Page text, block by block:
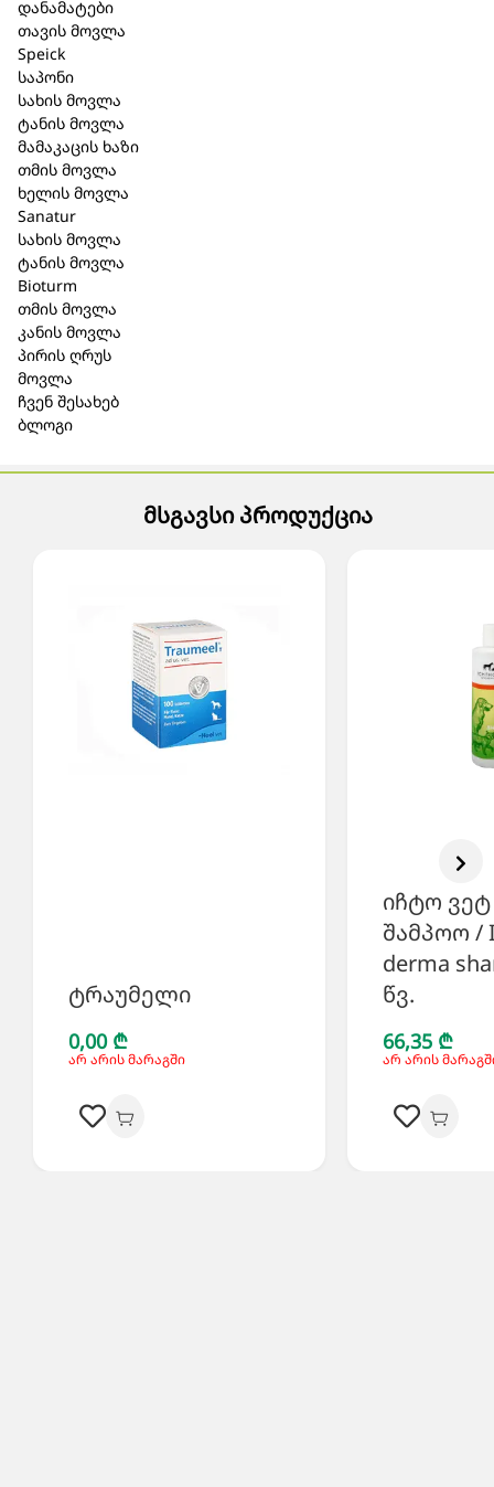
დანამატები
თავის მოვლა
Speick
საპონი
სახის მოვლა
ტანის მოვლა
მამაკაცის ხაზი
თმის მოვლა
ხელის მოვლა
Sanatur
სახის მოვლა
ტანის მოვლა
Bioturm
თმის მოვლა
კანის მოვლა
პირის ღრუს
მოვლა
ჩვენ შესახებ
ბლოგი
პირდაპირი ზემოქმედებისაგნ დაცულ მშრალ,
ბავშვებისთვის მიუწვდომელ ადგილას, 15˚- 25˚C
ტემპერატურამდე.
შეფუთვა:
აფთიაქიდან გაცემის პირობა:
გაიცემა ურეცეპტოდ.
მწარმოებელი:
(Biologische Heilmittel Heel GmbH
76532 ბადენ–ბადენი, გერმანია
დ-რ რეკევეგის ქუჩა 2-4.
წარმომადგენელი:
შ.პ.ს ბიომედიკა
ა. პოლიტოვსკაიას ქ.#38
0186 თბილისი, საქართველო
+995 32 215 91 15
მსგავსი პროდუქცია
ტრაუმელი
0,00 ₾
არ არის მარაგში
იჩტო
შამპოო /
derma
წვ.
66,35 ₾
არ არის